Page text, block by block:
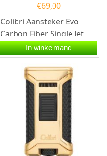
€69,00
Colibri Aansteker Evo
Carbon Fiber Single Jet
Flame in de kleur Groen.
Deze aansteker heeft...
In winkelmand